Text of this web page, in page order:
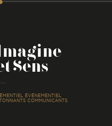
Sens
ÉVÉNEMENTIEL
COMMUNICANTS